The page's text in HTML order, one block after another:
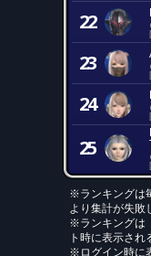
22
23
24
25
※ランキングは
より集計が失敗
※ランキングは
ト時に表示され
※ログイン時に